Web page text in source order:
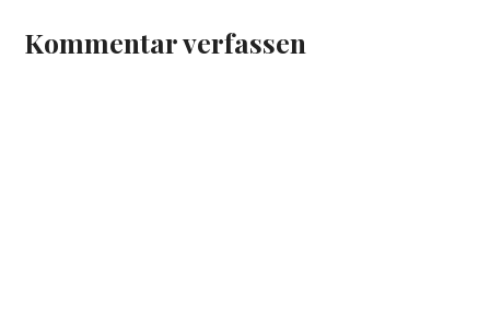
Kommentar verfassen